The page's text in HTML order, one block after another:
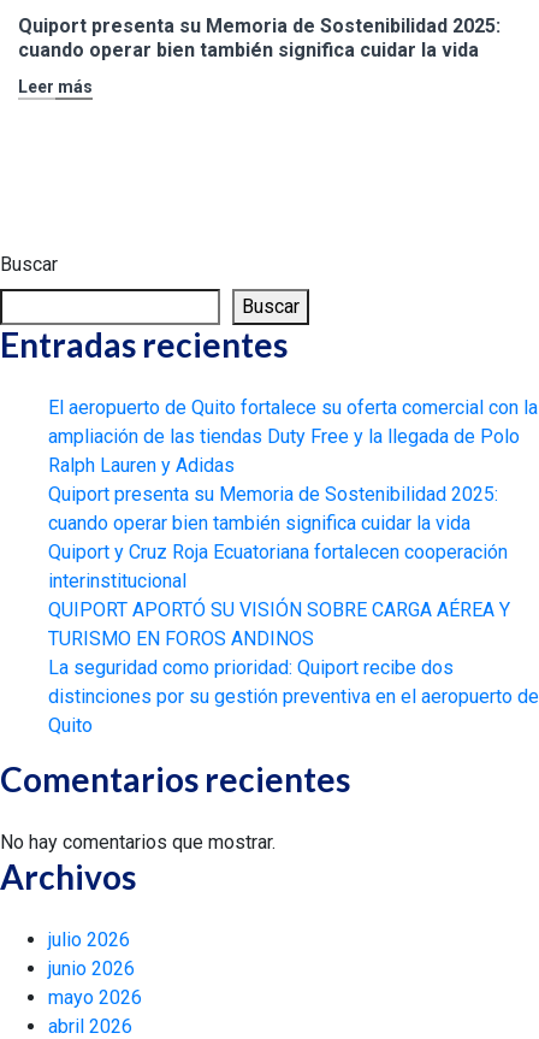
Quiport presenta su Memoria de Sostenibilidad 2025:
cuando operar bien también significa cuidar la vida
Leer más
Buscar
Buscar
Entradas recientes
El aeropuerto de Quito fortalece su oferta comercial con la
ampliación de las tiendas Duty Free y la llegada de Polo
Ralph Lauren y Adidas
Quiport presenta su Memoria de Sostenibilidad 2025:
cuando operar bien también significa cuidar la vida
Quiport y Cruz Roja Ecuatoriana fortalecen cooperación
interinstitucional
QUIPORT APORTÓ SU VISIÓN SOBRE CARGA AÉREA Y
TURISMO EN FOROS ANDINOS
La seguridad como prioridad: Quiport recibe dos
distinciones por su gestión preventiva en el aeropuerto de
Quito
Comentarios recientes
No hay comentarios que mostrar.
Archivos
julio 2026
junio 2026
mayo 2026
abril 2026